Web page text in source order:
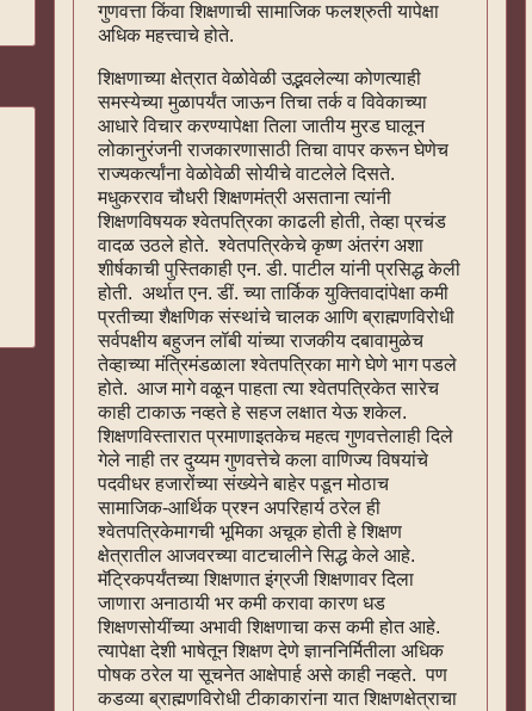
गुणवत्ता किंवा शिक्षणाची सामाजिक फलश्रुती यापेक्षा
अधिक महत्त्वाचे होते.
शिक्षणाच्या क्षेत्रात वेळोवेळी उद्भवलेल्या कोणत्याही
समस्येच्या मुळापर्यंत जाऊन तिचा तर्क व विवेकाच्या
आधारे विचार करण्यापेक्षा तिला जातीय मुरड घालून
लोकानुरंजनी राजकारणासाठी तिचा वापर करून घेणेच
राज्यकर्त्यांना वेळोवेळी सोयीचे वाटलेले दिसते.
मधुकरराव चौधरी शिक्षणमंत्री असताना त्यांनी
शिक्षणविषयक श्वेतपत्रिका काढली होती, तेव्हा प्रचंड
वादळ उठले होते. श्वेतपत्रिकेचे कृष्ण अंतरंग अशा
शीर्षकाची पुस्तिकाही एन. डी. पाटील यांनी प्रसिद्ध केली
होती. अर्थात एन. डीं. च्या तार्किक युक्तिवादांपेक्षा कमी
प्रतीच्या शैक्षणिक संस्थांचे चालक आणि ब्राह्मणविरोधी
सर्वपक्षीय बहुजन लॉबी यांच्या राजकीय दबावामुळेच
तेव्हाच्या मंत्रिमंडळाला श्वेतपत्रिका मागे घेणे भाग पडले
होते. आज मागे वळून पाहता त्या श्वेतपत्रिकेत सारेच
काही टाकाऊ नव्हते हे सहज लक्षात येऊ शकेल.
शिक्षणविस्तारात प्रमाणाइतकेच महत्व गुणवत्तेलाही दिले
गेले नाही तर दुय्यम गुणवत्तेचे कला वाणिज्य विषयांचे
पदवीधर हजारोंच्या संख्येने बाहेर पडून मोठाच
सामाजिक-आर्थिक प्रश्न अपरिहार्य ठरेल ही
श्वेतपत्रिकेमागची भूमिका अचूक होती हे शिक्षण
क्षेत्रातील आजवरच्या वाटचालीने सिद्ध केले आहे.
मॅट्रिकपर्यंतच्या शिक्षणात इंग्रजी शिक्षणावर दिला
जाणारा अनाठायी भर कमी करावा कारण धड
शिक्षणसोयींच्या अभावी शिक्षणाचा कस कमी होत आहे.
त्यापेक्षा देशी भाषेतून शिक्षण देणे ज्ञाननिर्मितीला अधिक
पोषक ठरेल या सूचनेत आक्षेपार्ह असे काही नव्हते. पण
कडव्या ब्राह्मणविरोधी टीकाकारांना यात शिक्षणक्षेत्राचा